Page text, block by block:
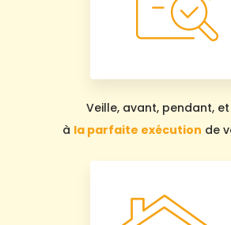
Veille, avant, pendant,
à la parfaite exécution de